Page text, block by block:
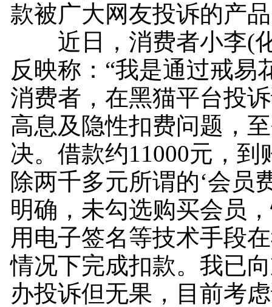
款被广大网友投诉的产
近日，消费者小李(
反映称：“我是通过戒易
消费者，在黑猫平台投
高息及隐性扣费问题，
决。借款约11000元，到
除两千多元所谓的‘会员
明确，未勾选购买会员
用电子签名等技术手段
情况下完成扣款。我已
办投诉但无果，目前考